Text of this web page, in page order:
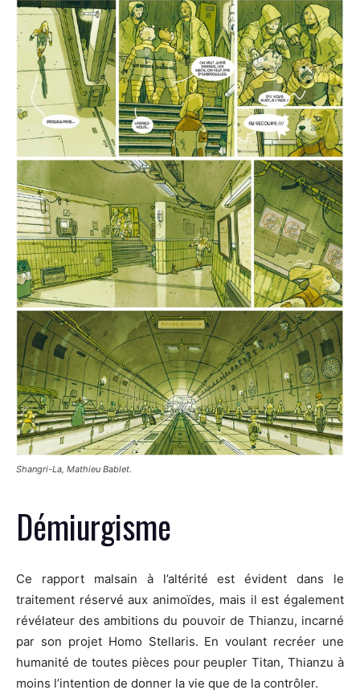
Shangri-La, Mathieu Bablet.
Démiurgisme
Ce rapport malsain à l’altérité est évident dans le
traitement réservé aux animoïdes, mais il est également
révélateur des ambitions du pouvoir de Thianzu, incarné
par son projet Homo Stellaris. En voulant recréer une
humanité de toutes pièces pour peupler Titan, Thianzu à
moins l’intention de donner la vie que de la contrôler.